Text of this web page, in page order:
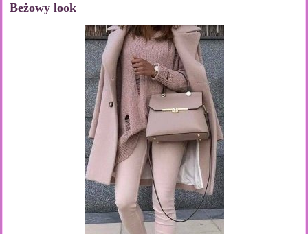
Beżowy look